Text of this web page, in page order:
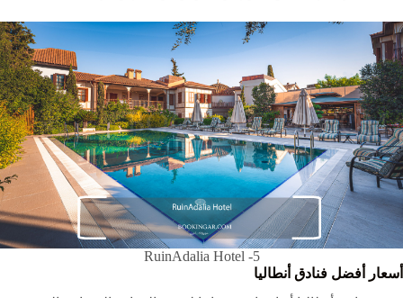
5- RuinAdalia Hotel
أسعار أفضل فنادق أنطاليا